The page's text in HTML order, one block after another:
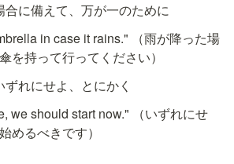
合に備えて、万が一のために
in case it rains." （雨が降った場
を持って行ってください）
ずれにせよ、とにかく
we should start now." （いずれにせ
めるべきです）